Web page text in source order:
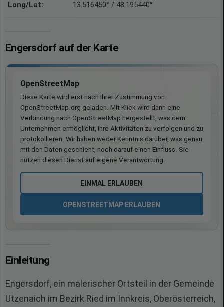
Long/Lat: 13.516450° / 48.195440°
Engersdorf auf der Karte
OpenStreetMap
Diese Karte wird erst nach Ihrer Zustimmung von
OpenStreetMap.org geladen. Mit Klick wird dann eine
Verbindung nach OpenStreetMap hergestellt, was dem
Unternehmen ermöglicht, Ihre Aktivitäten zu verfolgen und zu
protokollieren. Wir haben weder Kenntnis darüber, was genau
mit den Daten geschieht, noch darauf einen Einfluss. Sie
nutzen diesen Dienst auf eigene Verantwortung.
EINMAL ERLAUBEN
OPENSTREETMAP ERLAUBEN
Einleitung
Engersdorf, ein malerischer Ortsteil in der Gemeinde
Utzenaich im Bezirk Ried im Innkreis, Oberösterreich,